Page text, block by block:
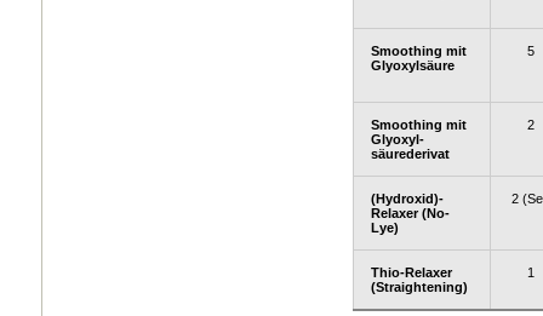
Smoothing mit
Glyoxylsäure
5
Smoothing mit
Glyoxyl-
säurederivat
2
(Hydroxid)-
Relaxer (No-
Lye)
2
Thio-Relaxer
(Straightening)
1